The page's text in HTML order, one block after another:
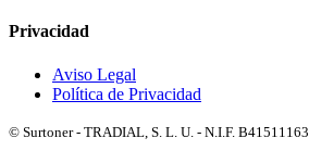
Privacidad
Aviso Legal
Política de Privacidad
© Surtoner - TRADIAL, S. L. U. - N.I.F. B41511163